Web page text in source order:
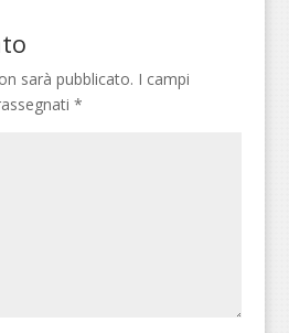
sarà pubblicato. I campi
*